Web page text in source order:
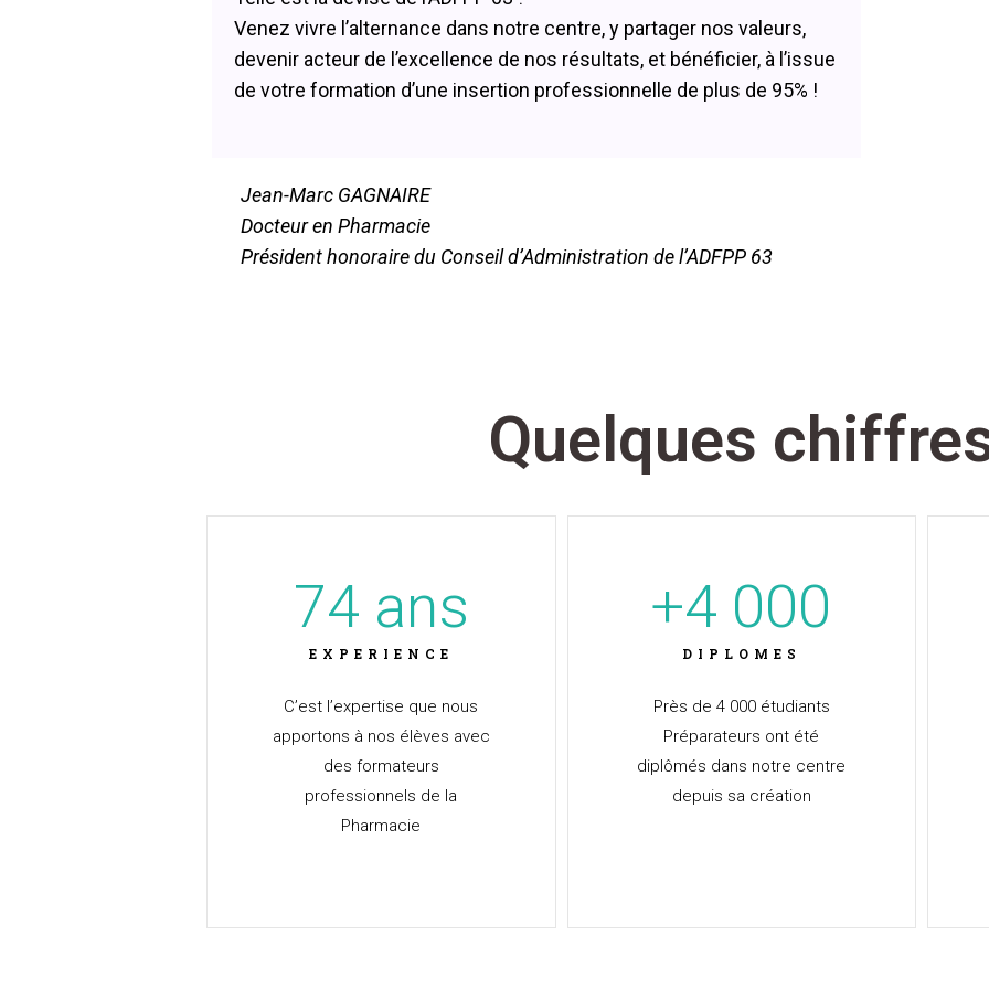
Venez vivre l’alternance dans notre centre, y partager nos valeurs,
devenir acteur de l’excellence de nos résultats, et bénéficier, à l’issue
de votre formation d’une insertion professionnelle de plus de 95% !
Jean-Marc GAGNAIRE
Docteur en Pharmacie
Président honoraire du Conseil d’Administration de l’ADFPP 63
Quelques
74 ans
EXPERIENCE
C’est l’expertise que nous
apportons à nos élèves avec
des formateurs
professionnels de la
Pharmacie
+4 000
DIPLOMES
Près de 4 000 étudiants
Préparateurs ont été
diplômés dans notre centre
depuis sa création